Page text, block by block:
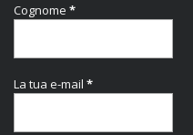
Cognome *
La tua e-mail *